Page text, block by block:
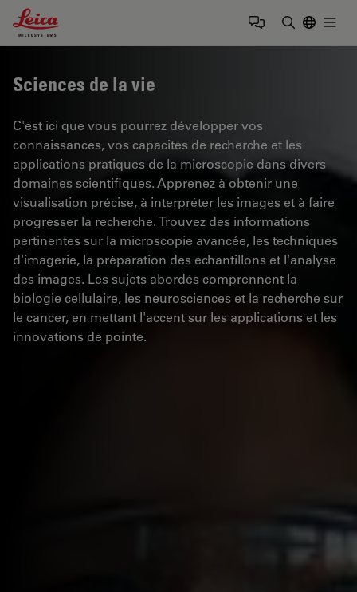
Leica Microsystems Logo
Sciences de la vie
C'est ici que vous pourrez développer vos
connaissances, vos capacités de recherche et les
applications pratiques de la microscopie dans divers
domaines scientifiques. Apprenez à obtenir une
visualisation précise, à interpréter les images et à faire
progresser la recherche. Trouvez des informations
pertinentes sur la microscopie avancée, les techniques
d'imagerie, la préparation des échantillons et l'analyse
des images. Les sujets abordés comprennent la
biologie cellulaire, les neurosciences et la recherche sur
le cancer, en mettant l'accent sur les applications et les
innovations de pointe.